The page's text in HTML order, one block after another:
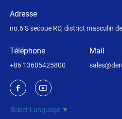
Adresse
no.6 S secoue RD, district masculin
Téléphone
+86 13605425800
Mail
Select Language ▼